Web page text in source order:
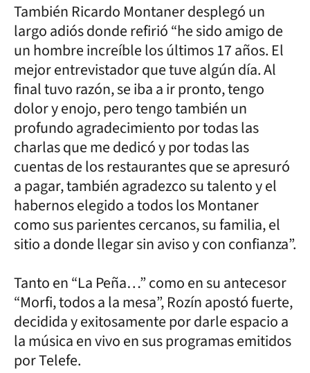
También Ricardo Montaner desplegó un
largo adiós donde refirió “he sido amigo de
un hombre increíble los últimos 17 años. El
mejor entrevistador que tuve algún día. Al
final tuvo razón, se iba a ir pronto, tengo
dolor y enojo, pero tengo también un
profundo agradecimiento por todas las
charlas que me dedicó y por todas las
cuentas de los restaurantes que se apresuró
a pagar, también agradezco su talento y el
habernos elegido a todos los Montaner
como sus parientes cercanos, su familia, el
sitio a donde llegar sin aviso y con confianza”.
Tanto en “La Peña…” como en su antecesor
“Morfi, todos a la mesa”, Rozín apostó fuerte,
decidida y exitosamente por darle espacio a
la música en vivo en sus programas emitidos
por Telefe.